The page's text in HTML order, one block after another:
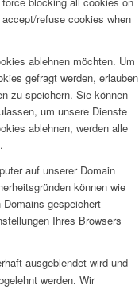
refuse cookies when
ablehnen möchten. Um
gefragt werden, erlauben
zu speichern. Sie können
um unsere Dienste
ablehnen, werden alle
auf unserer Domain
können wie
gespeichert
Ihres Browsers
ausgeblendet wird und
werden. Wir